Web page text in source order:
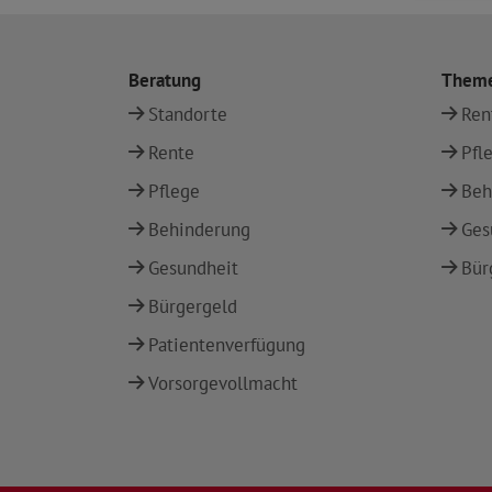
Beratung
Standorte
Rente
Pflege
Behinderung
Gesundheit
Bürgergeld
Patientenverfügung
Vorsorgevollmacht